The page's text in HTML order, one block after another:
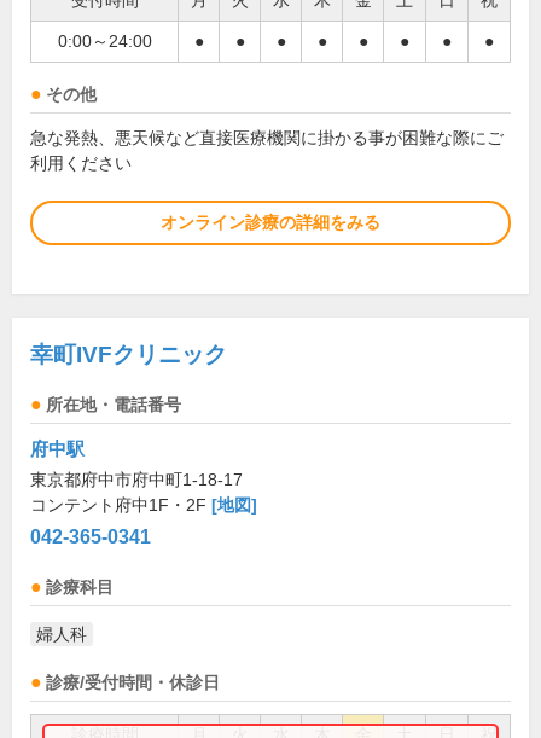
0:00～24:00 ● ● ● ● ● ● ● ●
その他
急な発熱、悪天候など直接医療機関に掛かる事が困難な際にご
利用ください
オンライン診療の詳細をみる
幸町IVFクリニック
所在地・電話番号
府中駅
東京都府中市府中町1-18-17
コンテント府中1F・2F [地図]
042-365-0341
診療科目
婦人科
診療/受付時間・休診日